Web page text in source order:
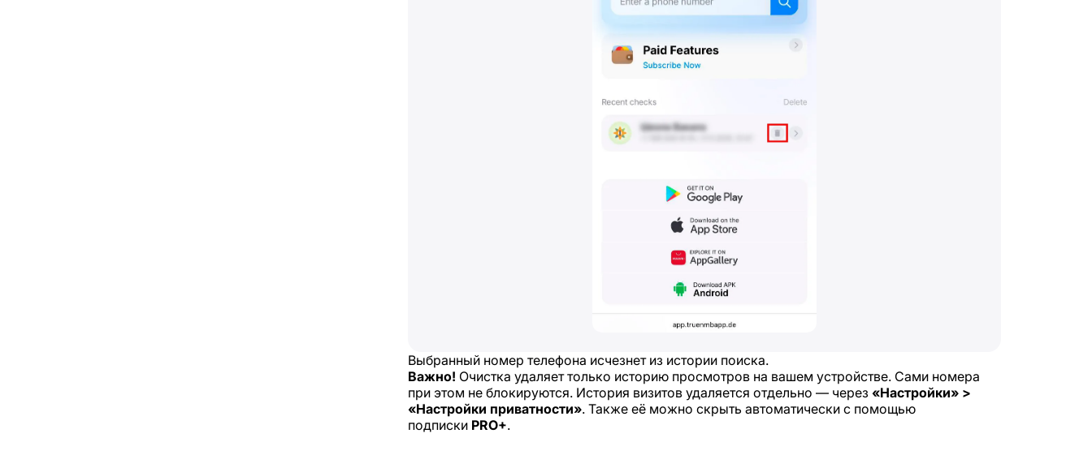
Выбранный номер телефона исчезнет из истории поиска.
Важно! Очистка удаляет только историю просмотров на вашем устройстве. Сами номера
при этом не блокируются. История визитов удаляется отдельно — через «Настройки» >
«Настройки приватности». Также её можно скрыть автоматически с помощью
подписки PRO+.